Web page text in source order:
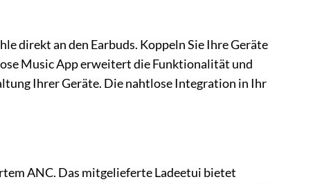
direkt an den Earbuds. Koppeln Sie Ihre Geräte
Music App erweitert die Funktionalität und
Ihrer Geräte. Die nahtlose Integration in Ihr
ANC. Das mitgelieferte Ladeetui bietet